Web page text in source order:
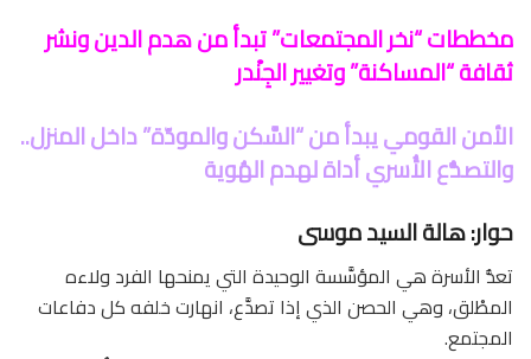
مخططات “نخر المجتمعات” تبدأ من هدم الدين ونشر
ثقافة “المساكنة” وتغيير الجِنْدر
الأمن القومي يبدأ من “السَّكن والمودّة” داخل المنزل..
والتصدُّع الأُسري أداة لهدم الهُوية
حوار: هالة السيد موسى
تعدُّ الأسرة هي المؤسَّسة الوحيدة التي يمنحها الفرد ولاءه
المطْلق، وهي الحصن الذي إذا تصدَّع، انهارت خلفه كل دفاعات
المجتمع.